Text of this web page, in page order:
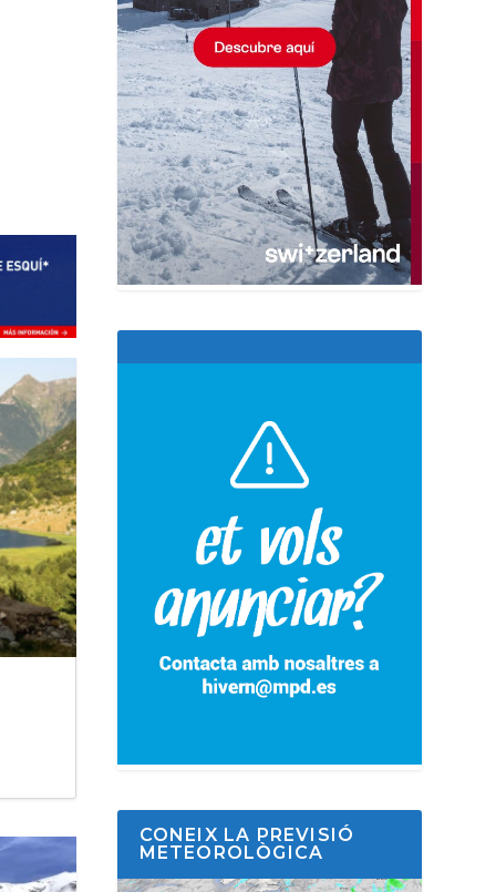
CONEIX LA PREVISIÓ
METEOROLÒGICA